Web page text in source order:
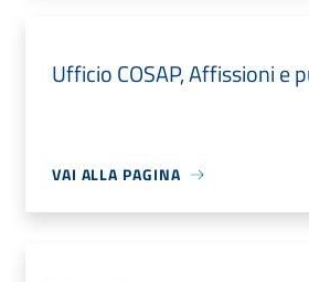
Ufficio COSAP, Affissioni e
VAI ALLA PAGINA